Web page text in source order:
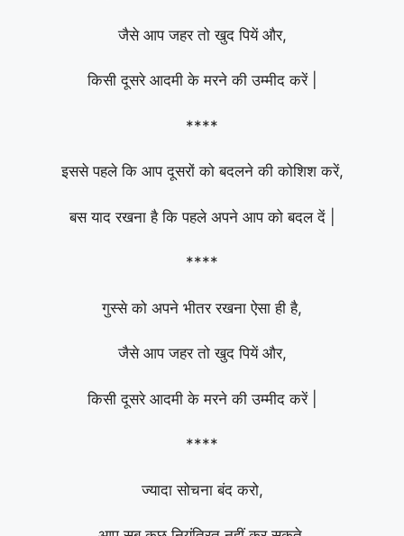
जैसे आप जहर तो खुद पियें और,
किसी दूसरे आदमी के मरने की उम्मीद करें |
****
इससे पहले कि आप दूसरों को बदलने की कोशिश करें,
बस याद रखना है कि पहले अपने आप को बदल दें |
****
गुस्से को अपने भीतर रखना ऐसा ही है,
जैसे आप जहर तो खुद पियें और,
किसी दूसरे आदमी के मरने की उम्मीद करें |
****
ज्यादा सोचना बंद करो,